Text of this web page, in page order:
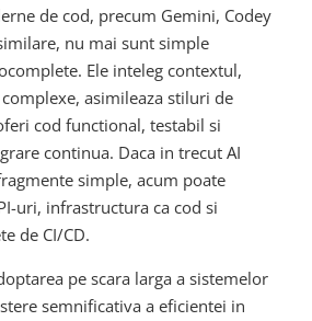
de cod, precum Gemini, Codey
nu mai sunt simple
Ele inteleg contextul,
asimileaza stiluri de
cod functional, testabil si
continua. Daca in trecut AI
simple, acum poate
uri, infrastructura ca cod si
de CI/CD.
pe scara larga a sistemelor
semnificativa a eficientei in